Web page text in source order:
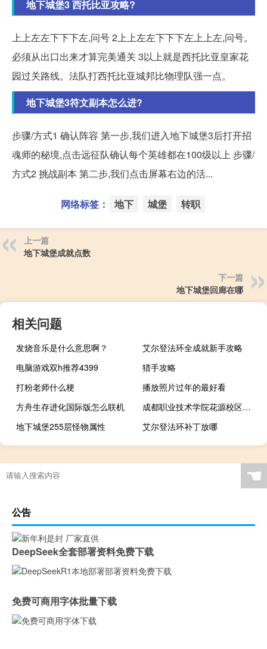
地下城堡3 西托比亚攻略?
上上左左下下下左,问号 2上上左左下下下左上上左,问号。
必须从出口出来才算完美通关 3以上就是西托比亚皇家花
园过关路线。法队打西托比亚城邦比物理队强一点。
地下城堡3符文副本怎么进?
步骤/方式1 确认阵容 第一步,我们进入地下城堡3后打开招
魂师的秘境,点击远征队确认每个英雄都在100级以上 步骤/
方式2 挑战副本 第二步,我们点击屏幕右边的活...
网络标签： 地下 城堡 转职
上一篇
地下城堡成就点数
下一篇
地下城堡回廊在哪
相关问题
发烧音乐是什么意思啊？
艾尔登法环全成就新手攻略
电脑游戏双h推荐4399
猎手攻略
打粉老师什么梗
播放照片过年的最好看
方舟生存进化国际版怎么联机
成都职业技术学院花源校区有哪些专业（成都职业技术学院花源校区）
地下城堡255层怪物属性
艾尔登法环补丁放哪
原神拍照怎么对焦快点
☚
公告
DeepSeek全套部署资料免费下载
免费可商用字体批量下载